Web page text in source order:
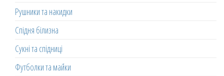
Рушники та накидки
Спідня білизна
Сукні та спідниці
Футболки та майки